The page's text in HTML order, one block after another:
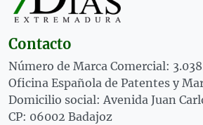
Contacto
Número de Marca Comercial:
Oficina Española de Patentes y
Domicilio social: Avenida Juan
CP: 06002 Badajoz